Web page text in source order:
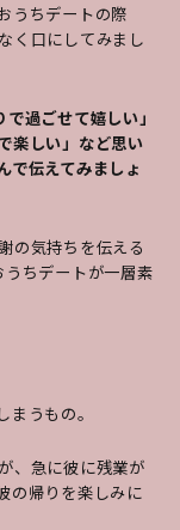
うちデートの際
く口にしてみまし
過ごせて嬉しい」
楽しい」など思い
で伝えてみましょ
の気持ちを伝える
ちデートが一層素
うもの。
、急に彼に残業が
の帰りを楽しみに